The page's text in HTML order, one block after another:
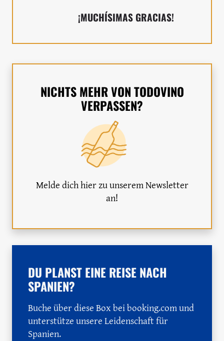
¡MUCHÍSIMAS GRACIAS!
NICHTS MEHR VON TODOVINO
VERPASSEN?
Melde dich hier zu unserem Newsletter
an!
DU PLANST EINE REISE NACH
SPANIEN?
Buche über diese Box bei booking.com und
unterstütze unsere Leidenschaft für
Spanien.